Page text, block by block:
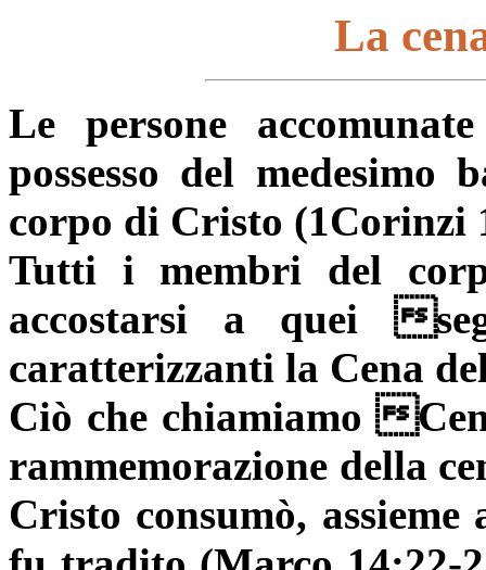
La
Le persone
possesso del
corpo di Cristo (1Corinzi
Tutti i membri del
accostarsi a quei
caratterizzanti la Cena
Ciò che chiamiamo
rammemorazione della
Cristo consumò,